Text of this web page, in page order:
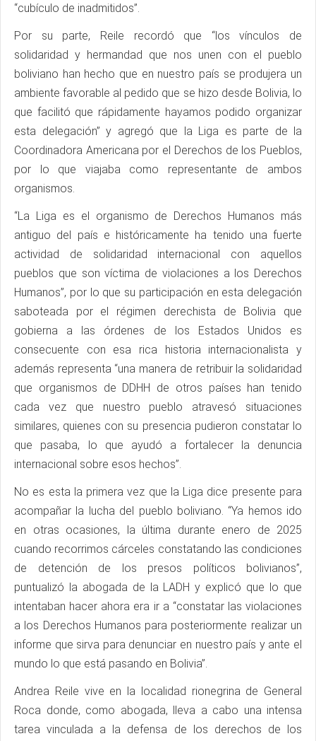
“cubículo de inadmitidos”.
Por su parte, Reile recordó que “los vínculos de
solidaridad y hermandad que nos unen con el pueblo
boliviano han hecho que en nuestro país se produjera un
ambiente favorable al pedido que se hizo desde Bolivia, lo
que facilitó que rápidamente hayamos podido organizar
esta delegación” y agregó que la Liga es parte de la
Coordinadora Americana por el Derechos de los Pueblos,
por lo que viajaba como representante de ambos
organismos.
“La Liga es el organismo de Derechos Humanos más
antiguo del país e históricamente ha tenido una fuerte
actividad de solidaridad internacional con aquellos
pueblos que son víctima de violaciones a los Derechos
Humanos”, por lo que su participación en esta delegación
saboteada por el régimen derechista de Bolivia que
gobierna a las órdenes de los Estados Unidos es
consecuente con esa rica historia internacionalista y
además representa “una manera de retribuir la solidaridad
que organismos de DDHH de otros países han tenido
cada vez que nuestro pueblo atravesó situaciones
similares, quienes con su presencia pudieron constatar lo
que pasaba, lo que ayudó a fortalecer la denuncia
internacional sobre esos hechos”.
No es esta la primera vez que la Liga dice presente para
acompañar la lucha del pueblo boliviano. “Ya hemos ido
en otras ocasiones, la última durante enero de 2025
cuando recorrimos cárceles constatando las condiciones
de detención de los presos políticos bolivianos”,
puntualizó la abogada de la LADH y explicó que lo que
intentaban hacer ahora era ir a “constatar las violaciones
a los Derechos Humanos para posteriormente realizar un
informe que sirva para denunciar en nuestro país y ante el
mundo lo que está pasando en Bolivia”.
Andrea Reile vive en la localidad rionegrina de General
Roca donde, como abogada, lleva a cabo una intensa
tarea vinculada a la defensa de los derechos de los